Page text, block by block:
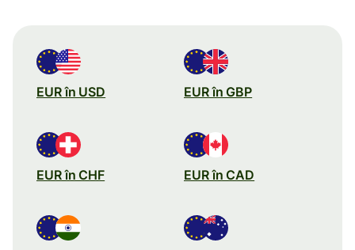
EUR în USD EUR în GBP
EUR în CHF EUR în CAD